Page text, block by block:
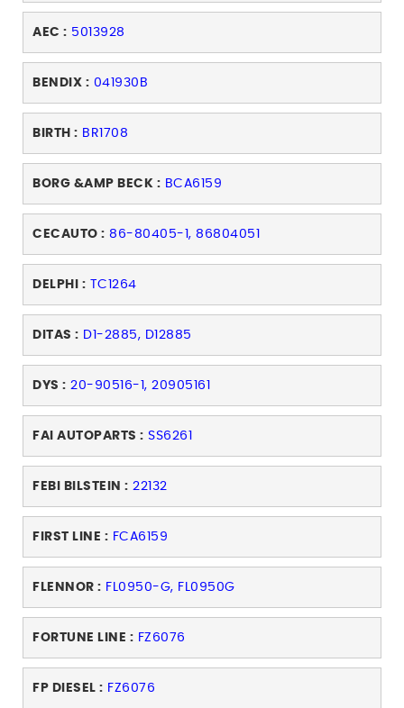
AEC : 5013928
BENDIX : 041930B
BIRTH : BR1708
BORG &AMP BECK : BCA6159
CECAUTO : 86-80405-1, 86804051
DELPHI : TC1264
DITAS : D1-2885, D12885
DYS : 20-90516-1, 20905161
FAI AUTOPARTS : SS6261
FEBI BILSTEIN : 22132
FIRST LINE : FCA6159
FLENNOR : FL0950-G, FL0950G
FORTUNE LINE : FZ6076
FP DIESEL : FZ6076